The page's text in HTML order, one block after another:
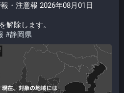
報・注意報 2026年08月01日
解除します。
#静岡県